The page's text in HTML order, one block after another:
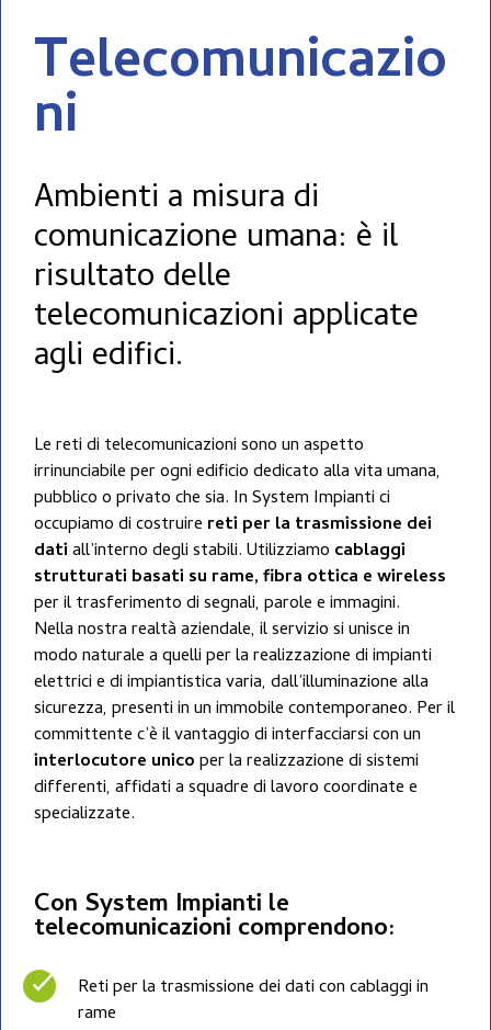
Telecomunicazio
ni
Ambienti a misura di
comunicazione umana: è il
risultato delle
telecomunicazioni applicate
agli edifici.
Le reti di telecomunicazioni sono un aspetto
irrinunciabile per ogni edificio dedicato alla vita umana,
pubblico o privato che sia. In System Impianti ci
occupiamo di costruire reti per la trasmissione dei
datiall’interno degli stabili. Utilizziamo cablaggi
strutturati basati su rame, fibra ottica e wireless
per il trasferimento di segnali, parole e immagini.
Nella nostra realtà aziendale, il servizio si unisce in
modo naturale a quelli per la realizzazione di impianti
elettrici e di impiantistica varia, dall’illuminazione alla
sicurezza, presenti in un immobile contemporaneo. Per il
committente c’è il vantaggio di interfacciarsi con un
interlocutore unicoper la realizzazione di sistemi
differenti, affidati a squadre di lavoro coordinate e
specializzate.
Con System Impianti le
telecomunicazioni comprendono:
Reti per la trasmissione dei dati con cablaggi in
rame